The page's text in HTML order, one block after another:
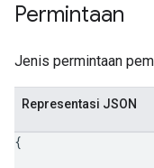
Permintaan
Jenis permintaan
Representasi JSON
{